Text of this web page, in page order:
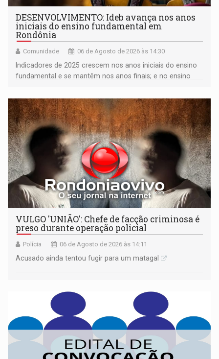
DESENVOLVIMENTO: Ideb avança nos anos
iniciais do ensino fundamental em
Rondônia
Comunidade 06 de Agosto de 2026 às 14:30
Indicadores de 2025 crescem nos anos iniciais do ensino
fundamental e se mantêm nos anos finais; e no ensino
VULGO 'UNIÃO': Chefe de facção criminosa é
preso durante operação policial
Polícia 06 de Agosto de 2026 às 14:11
Acusado ainda tentou fugir para um matagal